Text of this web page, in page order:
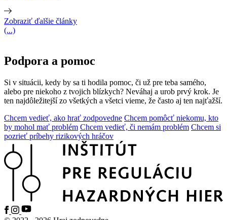
Zobraziť ďalšie články
(...)
Podpora a pomoc
Si v situácii, kedy by sa ti hodila pomoc, či už pre teba samého,
alebo pre niekoho z tvojich blízkych? Neváhaj a urob prvý krok. Je
ten najdôležitejší zo všetkých a všetci vieme, že často aj ten najťažší.
Chcem vedieť, ako hrať zodpovedne Chcem pomôcť niekomu, kto
by mohol mať problém Chcem vedieť, či nemám problém Chcem si
pozrieť príbehy rizikových hráčov